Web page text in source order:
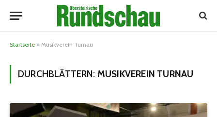
Startseite » Musikverein Turnau
DURCHBLÄTTERN: MUSIKVEREIN TURNAU